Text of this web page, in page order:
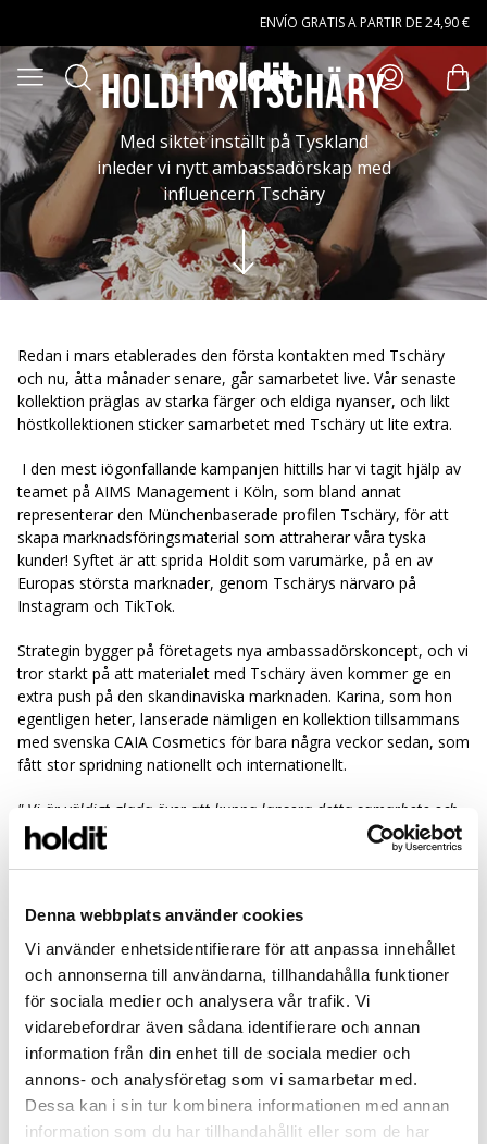
Denna webbplats använder cookies
Vi använder enhetsidentifierare för att anpassa innehållet
och annonserna till användarna, tillhandahålla funktioner
för sociala medier och analysera vår trafik. Vi
vidarebefordrar även sådana identifierare och annan
information från din enhet till de sociala medier och
annons- och analysföretag som vi samarbetar med.
Dessa kan i sin tur kombinera informationen med annan
information som du har tillhandahållit eller som de har
ENVÍO GRATIS A PARTIR DE 24,90 €
Abrir menú
BuscarHoldit x Tschäry
Med siktet inställt på Tyskland
inleder vi nytt ambassadörskap med
influencern Tschäry
Redan i mars etablerades den första kontakten med Tschäry
och nu, åtta månader senare, går samarbetet live. Vår senaste
kollektion präglas av starka färger och eldiga nyanser, och likt
höstkollektionen sticker samarbetet med Tschäry ut lite extra.
I den mest iögonfallande kampanjen hittills har vi tagit hjälp av
teamet på AIMS Management i Köln, som bland annat
representerar den Münchenbaserade profilen Tschäry, för att
skapa marknadsföringsmaterial som attraherar våra tyska
kunder! Syftet är att sprida Holdit som varumärke, på en av
Europas största marknader, genom Tschärys närvaro på
Instagram och TikTok.
Strategin bygger på företagets nya ambassadörskoncept, och vi
tror starkt på att materialet med Tschäry även kommer ge en
extra push på den skandinaviska marknaden. Karina, som hon
egentligen heter, lanserade nämligen en kollektion tillsammans
med svenska CAIA Cosmetics för bara några veckor sedan, som
fått stor spridning nationellt och internationellt.
" Vi är väldigt glada över att kunna lansera detta samarbete och
det känns extra kul att andra svenska aktörer, som vi inspireras
av när det kommer till kommersiell och kreativ marknadsföring,
marketing-strategi och ökat fokus på Tyskland " -
Nyberg, Marknadschef på Holdit.
Ambassadörsskapet sträcker sig till Mars 2023 och Tschäry
kommer synas i företagets marknadsföring löpande. I
planeringen ligger också ett större event i Berlin för att pusha
den nya vårkollektionen i början av nästa år.